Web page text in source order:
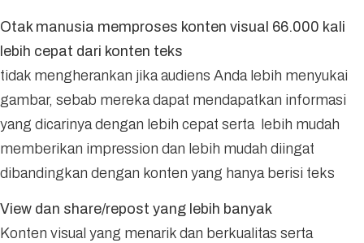
Otak manusia memproses konten visual 66.000 kali
lebih cepat dari konten teks
tidak mengherankan jika audiens Anda lebih menyukai
gambar, sebab mereka dapat mendapatkan informasi
yang dicarinya dengan lebih cepat serta lebih mudah
memberikan impression dan lebih mudah diingat
dibandingkan dengan konten yang hanya berisi teks
View dan share/repost yang lebih banyak
Konten visual yang menarik dan berkualitas serta